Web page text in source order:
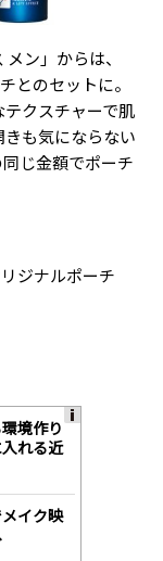
ン」からは、
とのセットに。
クスチャーで肌
も気にならない
じ金額でポーチ
ジナルポーチ
境作り
れる近
イク映